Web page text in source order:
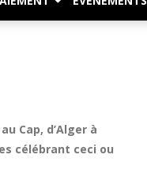
Cap, d’Alger à
célébrant ceci ou